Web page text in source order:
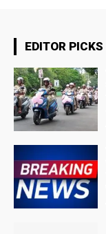
EDITOR PICKS